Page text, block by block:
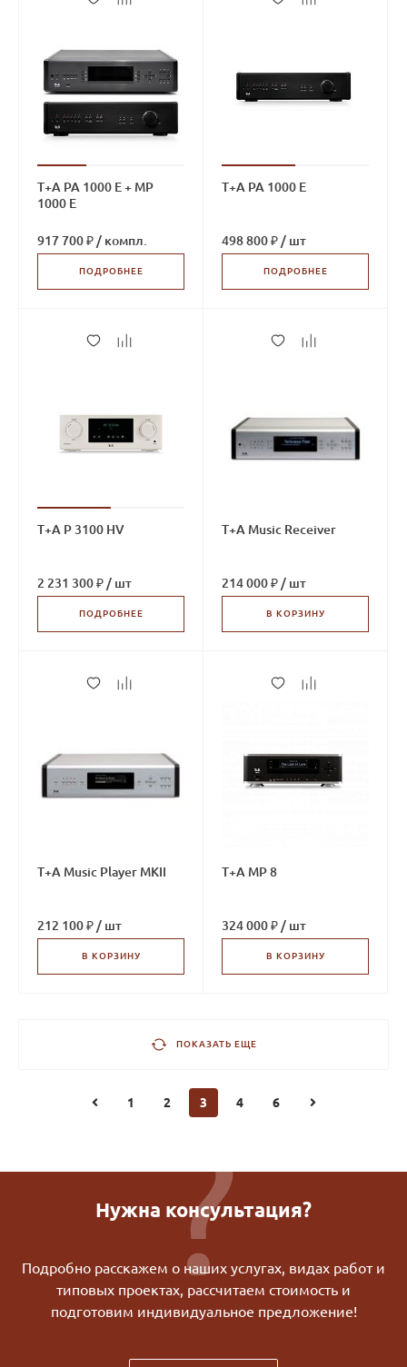
T+A PA 1000 E + MP
1000 E
917 700 ₽ / компл.
ПОДРОБНЕЕ
T+A PA 1000 E
498 800 ₽ / шт
ПОДРОБНЕЕ
T+A P 3100 HV
2 231 300 ₽ / шт
ПОДРОБНЕЕ
T+A Music Receiver
214 000 ₽ / шт
В КОРЗИНУ
T+A Music Player MKII
212 100 ₽ / шт
В КОРЗИНУ
T+A MP 8
324 000 ₽ / шт
В КОРЗИНУ
ПОКАЗАТЬ ЕЩЕ
1 2 3 4 6
Нужна консультация?
Подробно расскажем о наших услугах, видах работ и
типовых проектах, рассчитаем стоимость и
подготовим индивидуальное предложение!